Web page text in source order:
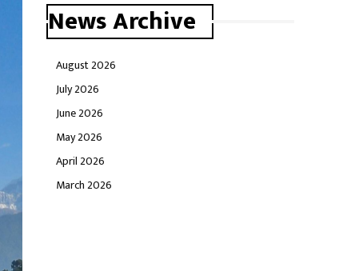
News Archive
August 2026
July 2026
June 2026
May 2026
April 2026
March 2026